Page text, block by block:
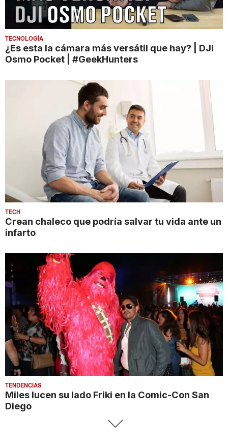
TECNOLOGÍA
¿Es esta la cámara más versátil que hay? | DJI
Osmo Pocket | #GeekHunters
TECH
Crean chaleco que podría salvar tu vida ante un
infarto
TENDENCIAS
Miles lucen su lado Friki en la Comic-Con San
Diego